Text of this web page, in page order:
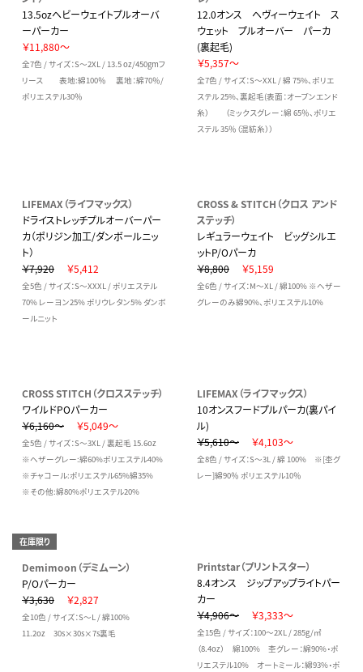
13.5ozヘビーウェイトプルオーバ
ーパーカー
￥11,880～
全7色 / サイズ：S～2XL / 13.5 oz/450gmフ
リース 表地:綿100％ 裏地：綿70％/
ポリエステル30％
12.0オンス ヘヴィーウェイト ス
ウェット プルオーバー パーカ
(裏起毛)
￥5,357～
全7色 / サイズ：S～XXL / 綿 75%、ポリエ
ステル 25%、裏起毛(表面：オープンエンド
糸） （ミックスグレー：綿 65％、ポリエ
ステル 35％（混紡糸））
LIFEMAX（ライフマックス）
ドライストレッチプルオーバーパー
カ（ポリジン加工/ダンボールニッ
ト）
￥7,920
￥5,412
全5色 / サイズ：S～XXXL / ポリエステル
70% レーヨン25% ポリウレタン5% ダンボ
ールニット
CROSS & STITCH（クロス アンド
ステッチ）
レギュラーウェイト ビッグシルエ
ットP/Oパーカ
￥8,800
￥5,159
全6色 / サイズ：M～XL / 綿100% ※ヘザー
グレーのみ綿90%、ポリエステル10%
CROSS STITCH（クロスステッチ）
ワイルドPOパーカー
￥6,160～
￥5,049～
全5色 / サイズ：S～3XL / 裏起毛 15.6oz
※ヘザーグレー:綿60%ポリエステル40%
※チャコール:ポリエステル65%綿35%
※その他:綿80%ポリエステル20%
LIFEMAX（ライフマックス）
10オンスフードプルパーカ(裏パイ
ル)
￥5,610～
￥4,103～
全8色 / サイズ：S～3L / 綿 100% ※[杢グ
レー]綿90％ ポリエステル10％
在庫限り
Demimoon（デミムーン）
P/Oパーカー
￥3,630
￥2,827
全10色 / サイズ：S～L / 綿100%
11.2oz 30s×30s×7s裏毛
Printstar（プリントスター）
8.4オンス ジップアップライトパー
カー
￥4,906～
￥3,333～
全15色 / サイズ：100～2XL / 285g/㎡
（8.4oz） 綿100% 杢グレー：綿90%・ポ
リエステル10% オートミール：綿93%・ポ